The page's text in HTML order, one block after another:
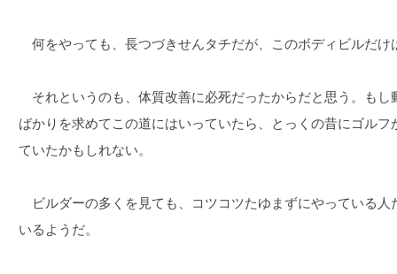
何をやっても、長つづきせんタチだが、このボディビルだけ
それというのも、体質改善に必死だったからだと思う。もし
ばかりを求めてこの道にはいっていたら、とっくの昔にゴル
ていたかもしれない。
ビルダーの多くを見ても、コツコツたゆまずにやっている人
いるようだ。